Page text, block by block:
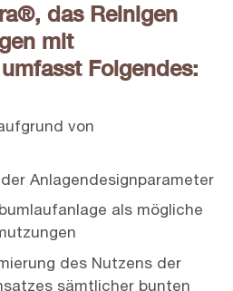
das Reinigen
mit
Folgendes:
von
Anlagendesignparameter
als mögliche
des Nutzens der
sämtlicher bunten